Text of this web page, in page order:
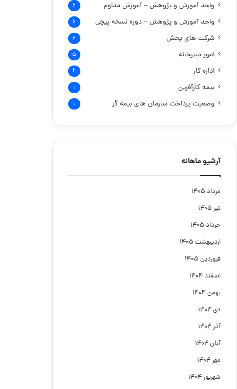
واحد آموزش و پژوهش – آموزش مداوم ۶
واحد آموزش و پژوهش – دوره نسخه پیچی ۶
شرکت های پخش ۶
امور دبیرخانه ۵
اداره کار ۲
بیمه کارآفرین ۱
وضعیت پرداخت سازمان های بیمه گر ۱
آرشیو ماهانه
مرداد ۱۴۰۵
تیر ۱۴۰۵
خرداد ۱۴۰۵
اردیبهشت ۱۴۰۵
فروردین ۱۴۰۵
اسفند ۱۴۰۴
بهمن ۱۴۰۴
دی ۱۴۰۴
آذر ۱۴۰۴
آبان ۱۴۰۴
مهر ۱۴۰۴
شهریور ۱۴۰۴